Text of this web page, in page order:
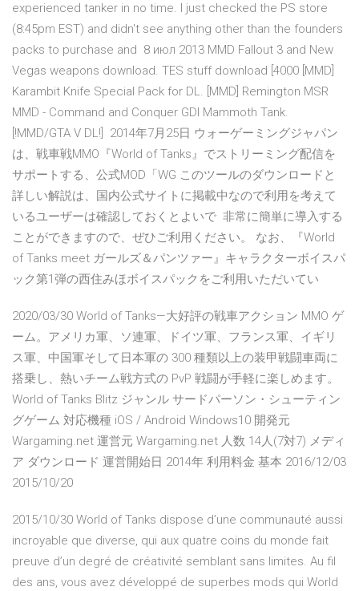
experienced tanker in no time. I just checked the PS store
(8:45pm EST) and didn't see anything other than the founders
packs to purchase and 8 июл 2013 MMD Fallout 3 and New
Vegas weapons download. TES stuff download [4000 [MMD]
Karambit Knife Special Pack for DL. [MMD] Remington MSR
MMD - Command and Conquer GDI Mammoth Tank.
[!MMD/GTA V DL!] 2014年7月25日 ウォーゲーミングジャパン
は、戦車戦MMO『World of Tanks』でストリーミング配信を
サポートする、公式MOD「WG このツールのダウンロードと
詳しい解説は、国内公式サイトに掲載中なので利用を考えて
いるユーザーは確認しておくとよいで 非常に簡単に導入する
ことができますので、ぜひご利用ください。 なお、『World
of Tanks meet ガールズ＆パンツァー』キャラクターボイスパ
ック第1弾の西住みほボイスパックをご利用いただいてい
2020/03/30 World of Tanks—大好評の戦車アクション MMO ゲ
ーム。アメリカ軍、ソ連軍、ドイツ軍、フランス軍、イギリ
ス軍、中国軍そして日本軍の 300 種類以上の装甲戦闘車両に
搭乗し、熱いチーム戦方式の PvP 戦闘が手軽に楽しめます。
World of Tanks Blitz ジャンル サードパーソン・シューティン
グゲーム 対応機種 iOS / Android Windows10 開発元
Wargaming.net 運営元 Wargaming.net 人数 14人(7対7) メディ
ア ダウンロード 運営開始日 2014年 利用料金 基本 2016/12/03
2015/10/20
2015/10/30 World of Tanks dispose d’une communauté aussi
incroyable que diverse, qui aux quatre coins du monde fait
preuve d’un degré de créativité semblant sans limites. Au fil
des ans, vous avez développé de superbes mods qui World